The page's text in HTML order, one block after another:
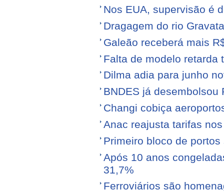
Nos EUA, supervisão é
Dragagem do rio
Galeão receberá mais
Falta de modelo retarda
Dilma adia para junho
BNDES já
Changi cobiça
Anac reajusta tarifas
Primeiro bloco de
Após 10 anos
31,7%
Ferroviários são